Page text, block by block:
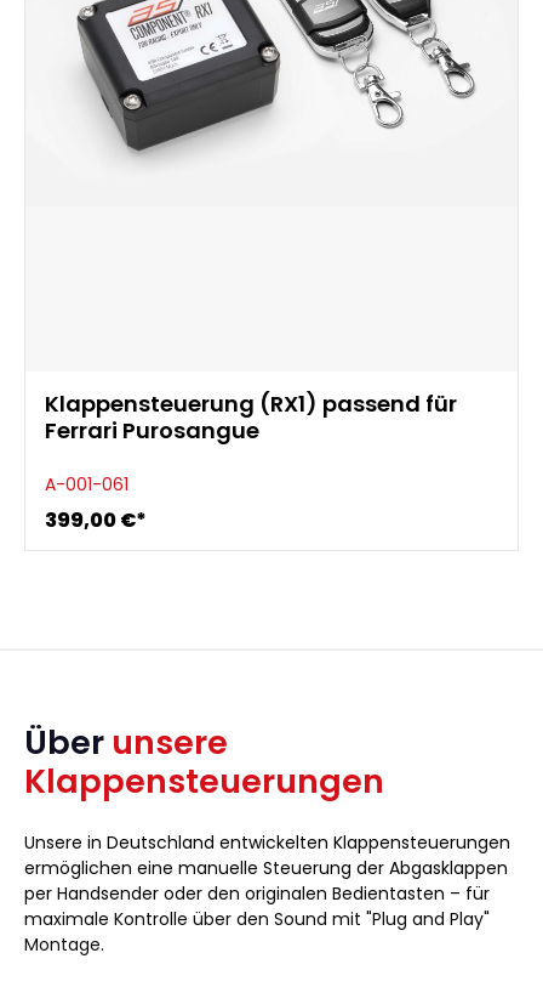
Klappensteuerung (RX1) passend für
Ferrari Purosangue
A-001-061
399,00 €*
Über unsere
Klappensteuerungen
Unsere in Deutschland entwickelten Klappensteuerungen
ermöglichen eine manuelle Steuerung der Abgasklappen
per Handsender oder den originalen Bedientasten – für
maximale Kontrolle über den Sound mit "Plug and Play"
Montage.